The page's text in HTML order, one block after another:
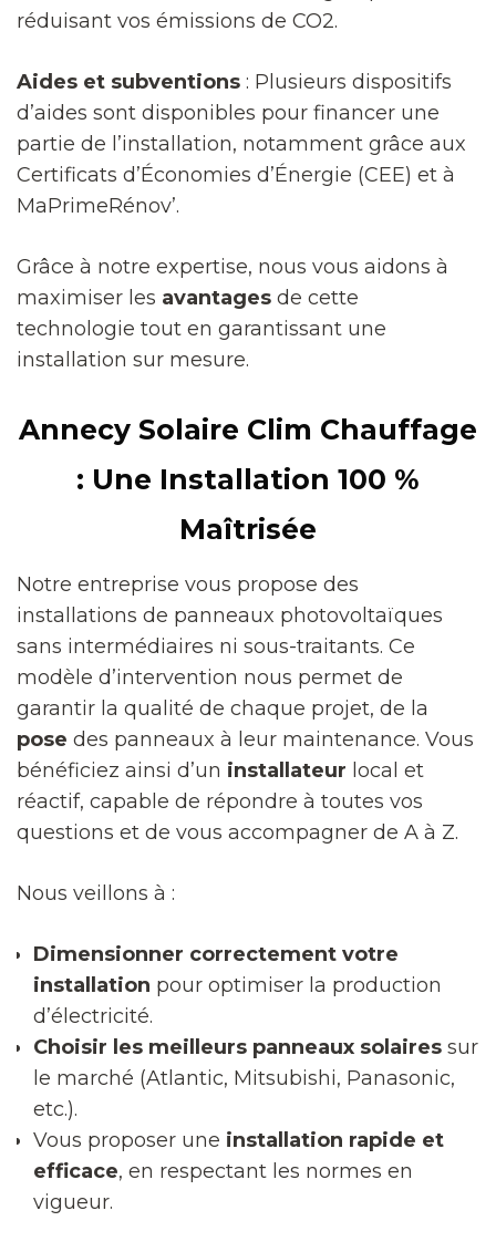
réduisant vos émissions de CO2.
Aides et subventions : Plusieurs dispositifs
d’aides sont disponibles pour financer une
partie de l’installation, notamment grâce aux
Certificats d’Économies d’Énergie (CEE) et à
MaPrimeRénov’.
Grâce à notre expertise, nous vous aidons à
maximiser les avantages de cette
technologie tout en garantissant une
installation sur mesure.
Annecy Solaire Clim Chauffage
: Une Installation 100 %
Maîtrisée
Notre entreprise vous propose des
installations de panneaux photovoltaïques
sans intermédiaires ni sous-traitants. Ce
modèle d’intervention nous permet de
garantir la qualité de chaque projet, de la
pose des panneaux à leur maintenance. Vous
bénéficiez ainsi d’un installateur local et
réactif, capable de répondre à toutes vos
questions et de vous accompagner de A à Z.
Nous veillons à :
Dimensionner correctement votre
installation pour optimiser la production
d’électricité.
Choisir les meilleurs panneaux solaires sur
le marché (Atlantic, Mitsubishi, Panasonic,
etc.).
Vous proposer une installation rapide et
efficace, en respectant les normes en
vigueur.